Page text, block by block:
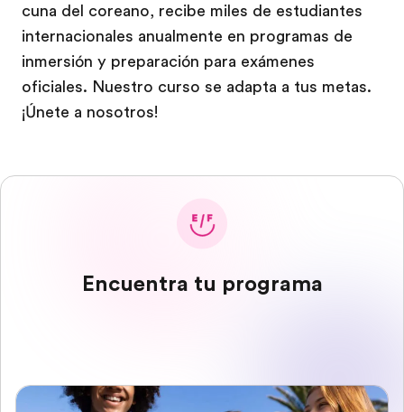
cuna del coreano, recibe miles de estudiantes
internacionales anualmente en programas de
inmersión y preparación para exámenes
oficiales. Nuestro curso se adapta a tus metas.
¡Únete a nosotros!
Encuentra tu programa